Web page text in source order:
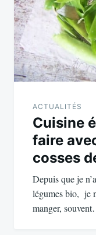
ACTUALITÉS
Cuisine
faire
cosses
Depuis que je
légumes bio, je
manger,